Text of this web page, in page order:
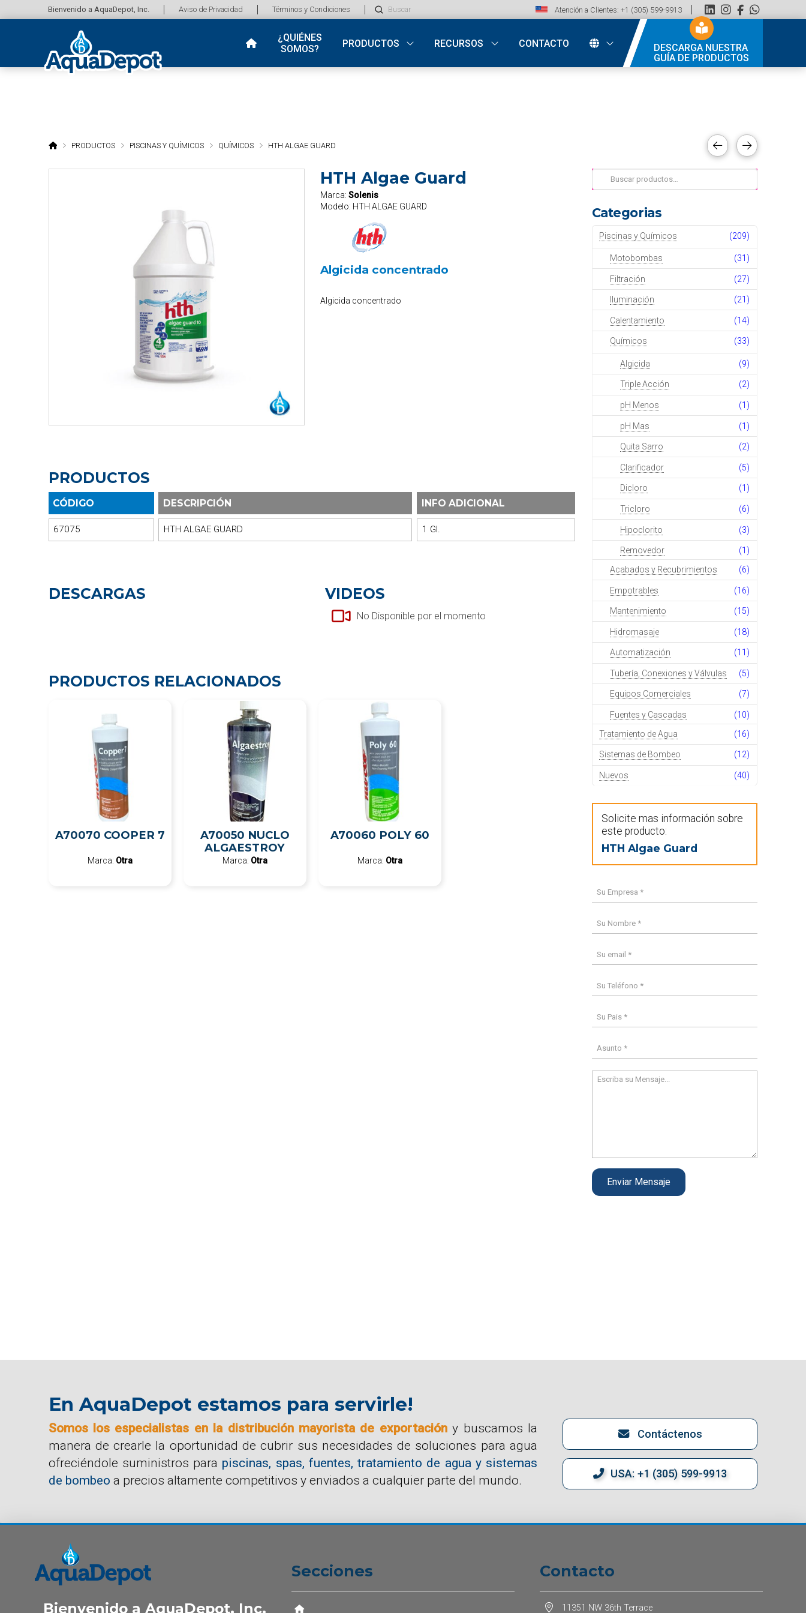
Bienvenido a AquaDepot, Inc. Aviso de Privacidad Términos y Condiciones
Search
Submit Atención a Clientes: +1 (305) 599-9913
¿QUIÉNES
SOMOS?
PRODUCTOS RECURSOS CONTACTO
DESCARGA NUESTRA
GUÍA DE PRODUCTOS
HOMEPRODUCTOS PISCINAS Y QUÍMICOS QUÍMICOS HTH ALGAE GUARD
HTH Algae Guard
Marca: Solenis
Modelo: HTH ALGAE GUARD
Algicida concentrado
Algicida concentrado
PRODUCTOS
CÓDIGO DESCRIPCIÓN INFO ADICIONAL
67075 HTH ALGAE GUARD 1 Gl.
DESCARGAS VIDEOS
No Disponible por el momento
PRODUCTOS RELACIONADOS
A70070 COOPER 7
Marca: Otra
A70050 NUCLO
ALGAESTROY
Marca: Otra
A70060 POLY 60
Marca: Otra
Buscar
por:
Categorias
Piscinas y Químicos (209)
Motobombas (31)
Filtración (27)
Iluminación (21)
Calentamiento (14)
Químicos (33)
Algicida (9)
Triple Acción (2)
pH Menos (1)
pH Mas (1)
Quita Sarro (2)
Clarificador (5)
Dicloro (1)
Tricloro (6)
Hipoclorito (3)
Removedor
(1)
Acabados y Recubrimientos
(6)
Empotrables (16)
Mantenimiento (15)
Hidromasaje (18)
Automatización (11)
Tubería, Conexiones y Válvulas (5)
Equipos Comerciales (7)
Fuentes y Cascadas
(10)
Tratamiento de Agua
(16)
Sistemas de Bombeo (12)
Nuevos (40)
Solicite mas información sobre
este producto:
HTH Algae Guard
En AquaDepot estamos para servirle!
Somos los especialistas en la distribución mayorista de exportacióny buscamos la
manera de crearle la oportunidad de cubrir sus necesidades de soluciones para agua
ofreciéndole suministros para piscinas, spas, fuentes, tratamiento de agua y sistemas
de bombeo a precios altamente competitivos y enviados a cualquier parte del mundo.
Contáctenos
USA: +1 (305) 599-9913
Bienvenido a AquaDepot, Inc.
Secciones Contacto
11351 NW 36th Terrace